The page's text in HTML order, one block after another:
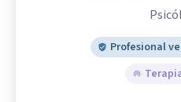
Profesional